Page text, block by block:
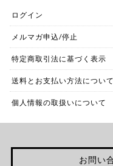
ログイン
メルマガ申込/停止
特定商取引法に基づく表示
送料とお支払い方法について
個人情報の取扱いについて
お問い